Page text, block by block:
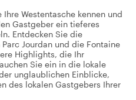
Ihre Westentasche kennen und
Gastgeber ein tieferes
Entdecken Sie die
Jourdan und die Fontaine
Highlights, die Ihr
Sie ein in die lokale
unglaublichen Einblicke,
des lokalen Gastgebers Ihrer